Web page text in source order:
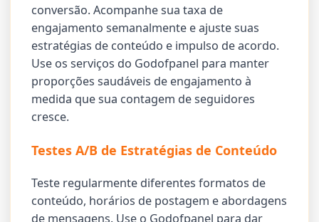
conversão. Acompanhe sua taxa de
engajamento semanalmente e ajuste suas
estratégias de conteúdo e impulso de acordo.
Use os serviços do Godofpanel para manter
proporções saudáveis de engajamento à
medida que sua contagem de seguidores
cresce.
Testes A/B de Estratégias de Conteúdo
Teste regularmente diferentes formatos de
conteúdo, horários de postagem e abordagens
de mensagens. Use o Godofpanel para dar